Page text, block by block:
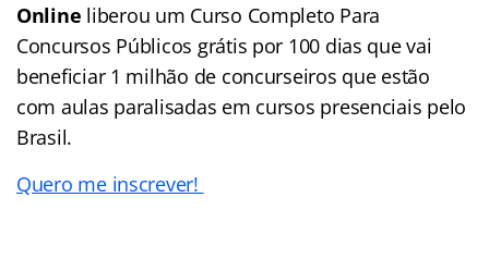
Online liberou um Curso Completo Para
Concursos Públicos grátis por 100 dias que vai
beneficiar 1 milhão de concurseiros que estão
com aulas paralisadas em cursos presenciais pelo
Brasil.
Quero me inscrever!